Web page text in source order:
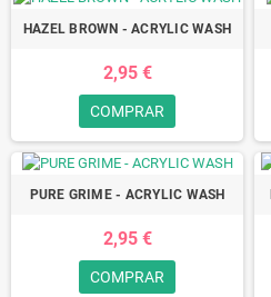
HAZEL BROWN - ACRYLIC WASH
2,95 €
COMPRAR
PURE GRIME - ACRYLIC WASH
2,95 €
COMPRAR